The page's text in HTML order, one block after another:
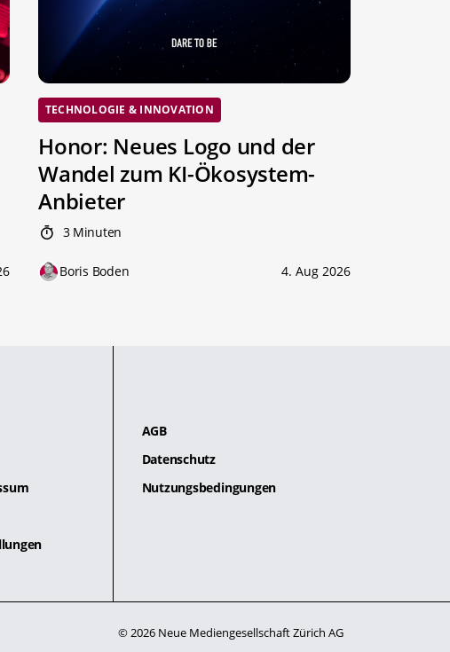
TECHNOLOGIE & INNOVATION
Honor: Neues Logo und der
Wandel zum KI-Ökosystem-
Anbieter
3 Minuten
Boris Boden 4. Aug 2026
AGB
Datenschutz
Nutzungsbedingungen
© 2026 Neue Mediengesellschaft Zürich AG